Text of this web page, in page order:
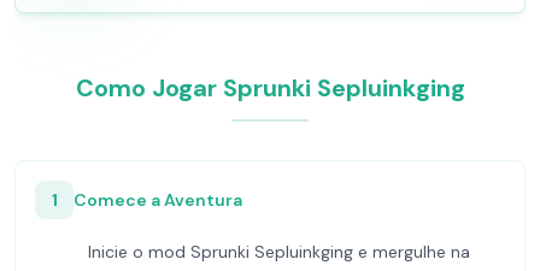
Como Jogar Sprunki Sepluinkging
1 Comece a Aventura
Inicie o mod Sprunki Sepluinkging e mergulhe na